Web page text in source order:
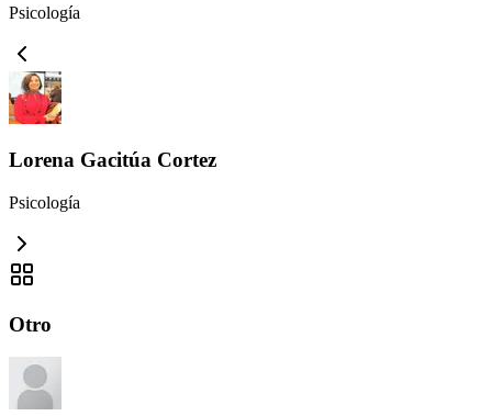
Psicología
Lorena Gacitúa Cortez
Psicología
Otro